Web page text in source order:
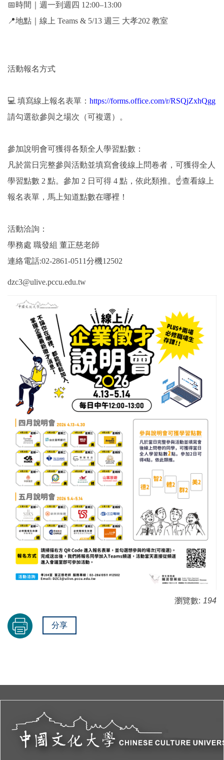
📅時間｜週一到週四 12:00–13:00
📍地點｜線上 Teams & 5/13 週三 大孝202 教室
活動報名方式
💻 填寫線上報名表單： https://forms.office.com/r/RSQjZxhQgg
請勾選欲參與之場次（可複選）。
參加說明會可獲得各類全人學習點數：
凡於當日完整參與活動並填寫會後線上問卷者，可獲得全人
學習點數 2 點。參加 2 日可得 4 點，依此類推。☝️查看線上
報名表單，馬上知道點數在哪裡！
活動洽詢：
學務處 職發組 董正慈老師
連絡電話:02-2861-0511分機12502
dzc3@ulive.pccu.edu.tw
瀏覽數: 194
分享